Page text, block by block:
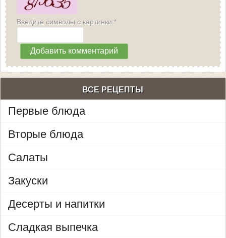
Введите символы с картинки:*
ВСЕ РЕЦЕПТЫ
Первые блюда
Вторые блюда
Салаты
Закуски
Десерты и напитки
Сладкая выпечка